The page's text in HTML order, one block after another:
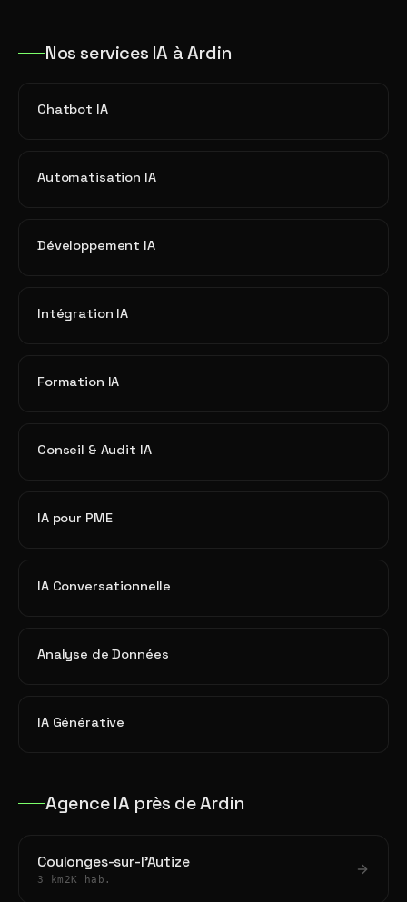
Nos services IA à Ardin
Chatbot IA
Automatisation IA
Développement IA
Intégration IA
Formation IA
Conseil & Audit IA
IA pour PME
IA Conversationnelle
Analyse de Données
IA Générative
Agence IA près de Ardin
Coulonges-sur-l'Autize
3 km 2K hab.